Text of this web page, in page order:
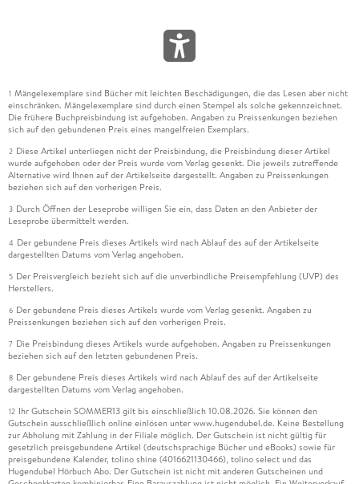
1 Mängelexemplare sind Bücher mit leichten Beschädigungen, die das Lesen aber nicht
einschränken. Mängelexemplare sind durch einen Stempel als solche gekennzeichnet.
Die frühere Buchpreisbindung ist aufgehoben. Angaben zu Preissenkungen beziehen
sich auf den gebundenen Preis eines mangelfreien Exemplars.
2 Diese Artikel unterliegen nicht der Preisbindung, die Preisbindung dieser Artikel
wurde aufgehoben oder der Preis wurde vom Verlag gesenkt. Die jeweils zutreffende
Alternative wird Ihnen auf der Artikelseite dargestellt. Angaben zu Preissenkungen
beziehen sich auf den vorherigen Preis.
3 Durch Öffnen der Leseprobe willigen Sie ein, dass Daten an den Anbieter der
Leseprobe übermittelt werden.
4 Der gebundene Preis dieses Artikels wird nach Ablauf des auf der Artikelseite
dargestellten Datums vom Verlag angehoben.
5 Der Preisvergleich bezieht sich auf die unverbindliche Preisempfehlung (UVP) des
Herstellers.
6 Der gebundene Preis dieses Artikels wurde vom Verlag gesenkt. Angaben zu
Preissenkungen beziehen sich auf den vorherigen Preis.
7 Die Preisbindung dieses Artikels wurde aufgehoben. Angaben zu Preissenkungen
beziehen sich auf den letzten gebundenen Preis.
8 Der gebundene Preis dieses Artikels wird nach Ablauf des auf der Artikelseite
dargestellten Datums vom Verlag angehoben.
12 Ihr Gutschein SOMMER13 gilt bis einschließlich 10.08.2026. Sie können den
Gutschein ausschließlich online einlösen unter www.hugendubel.de. Keine Bestellung
zur Abholung mit Zahlung in der Filiale möglich. Der Gutschein ist nicht gültig für
gesetzlich preisgebundene Artikel (deutschsprachige Bücher und eBooks) sowie für
preisgebundene Kalender, tolino shine (4016621130466), tolino select und das
Hugendubel Hörbuch Abo. Der Gutschein ist nicht mit anderen Gutscheinen und